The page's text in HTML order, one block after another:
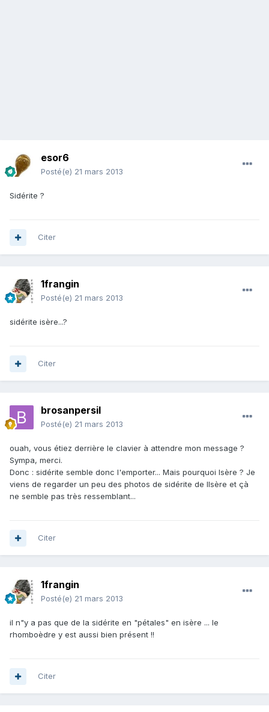
esor6
Posté(e) 21 mars 2013
Sidérite ?
Citer
1frangin
Posté(e) 21 mars 2013
sidérite isère...?
Citer
brosanpersil
Posté(e) 21 mars 2013
ouah, vous étiez derrière le clavier à attendre mon message ?
Sympa, merci.
Donc : sidérite semble donc l'emporter... Mais pourquoi Isère ? Je
viens de regarder un peu des photos de sidérite de lIsère et çà
ne semble pas très ressemblant...
Citer
1frangin
Posté(e) 21 mars 2013
il n"y a pas que de la sidérite en "pétales" en isère ... le
rhomboèdre y est aussi bien présent !!
Citer